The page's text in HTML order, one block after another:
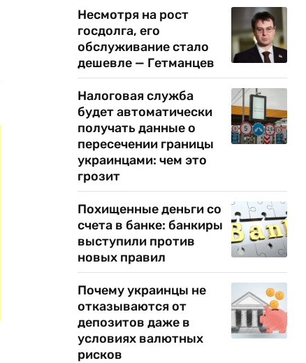
Несмотря на рост
госдолга, его
обслуживание стало
дешевле — Гетманцев
Налоговая служба
будет автоматически
получать данные о
пересечении границы
украинцами: чем это
грозит
Похищенные деньги со
счета в банке: банкиры
выступили против
новых правил
Почему украинцы не
отказываются от
депозитов даже в
условиях валютных
рисков